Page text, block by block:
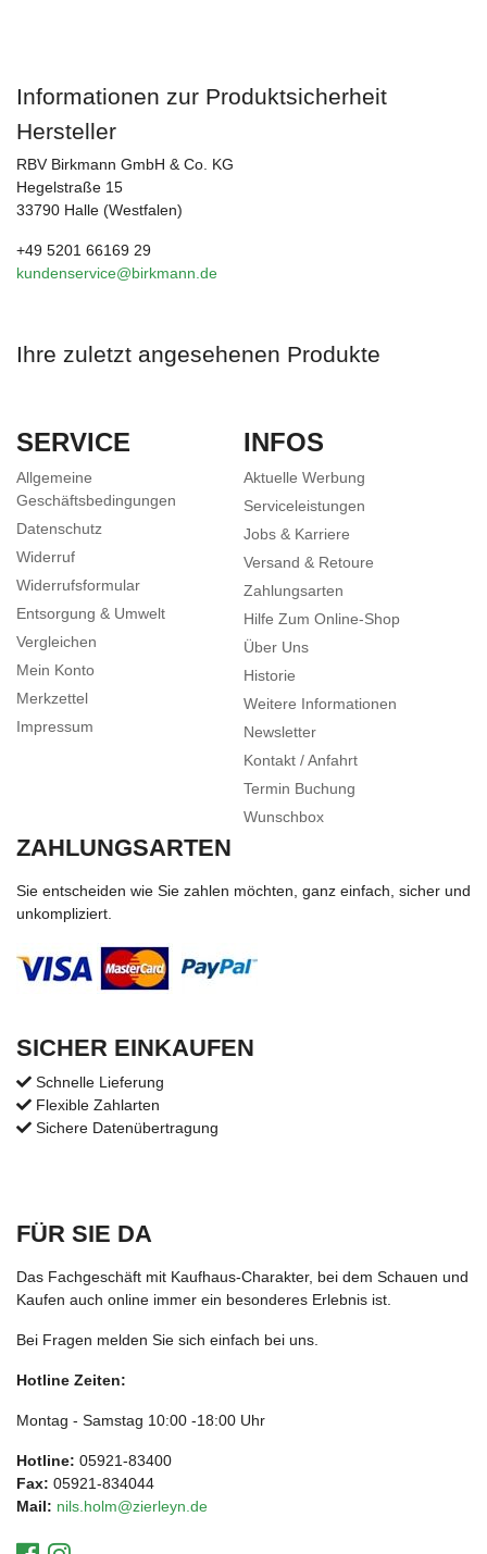
Informationen zur Produktsicherheit
Hersteller
RBV Birkmann GmbH & Co. KG
Hegelstraße 15
33790 Halle (Westfalen)
+49 5201 66169 29
kundenservice@birkmann.de
Ihre zuletzt angesehenen Produkte
SERVICE
Allgemeine
Geschäftsbedingungen
Datenschutz
Widerruf
Widerrufsformular
Entsorgung & Umwelt
Vergleichen
Mein Konto
Merkzettel
Impressum
INFOS
Aktuelle Werbung
Serviceleistungen
Jobs & Karriere
Versand & Retoure
Zahlungsarten
Hilfe Zum Online-Shop
Über Uns
Historie
Weitere Informationen
Newsletter
Kontakt / Anfahrt
Termin Buchung
Wunschbox
ZAHLUNGSARTEN
Sie entscheiden wie Sie zahlen möchten, ganz einfach, sicher und
unkompliziert.
SICHER EINKAUFEN
Schnelle Lieferung
Flexible Zahlarten
Sichere Datenübertragung
FÜR SIE DA
Das Fachgeschäft mit Kaufhaus-Charakter, bei dem Schauen und
Kaufen auch online immer ein besonderes Erlebnis ist.
Bei Fragen melden Sie sich einfach bei uns.
Hotline Zeiten:
Montag - Samstag 10:00 -18:00 Uhr
Hotline: 05921-83400
Fax: 05921-834044
Mail: nils.holm@zierleyn.de